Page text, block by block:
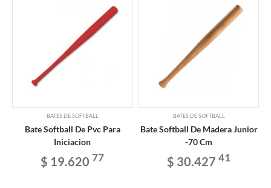
BATES DE SOFTBALL
Bate Softball De Pvc Para
Iniciacion
$ 19.620 77
BATES DE SOFTBALL
Bate Softball De Madera Junior
-70 Cm
$ 30.427 41